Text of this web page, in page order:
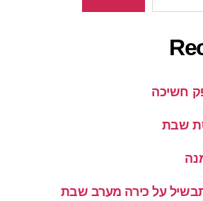
חשיכה
שבת
על כירה מערב שבת